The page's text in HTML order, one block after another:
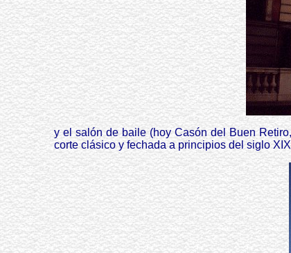
y el salón de baile (hoy Casón del Buen
corte clásico y fechada a principios del siglo